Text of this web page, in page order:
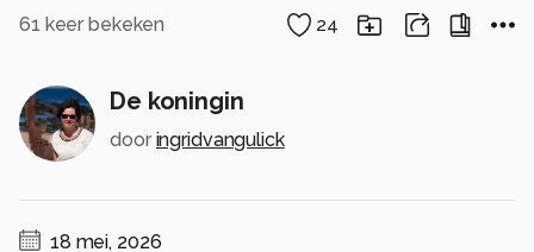
61 keer bekeken 24
De koningin
door ingridvangulick
18 mei, 2026